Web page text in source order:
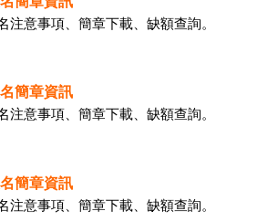
注意事項、簡章下載、缺額查詢。
簡章資訊
注意事項、簡章下載、缺額查詢。
簡章資訊
注意事項、簡章下載、缺額查詢。